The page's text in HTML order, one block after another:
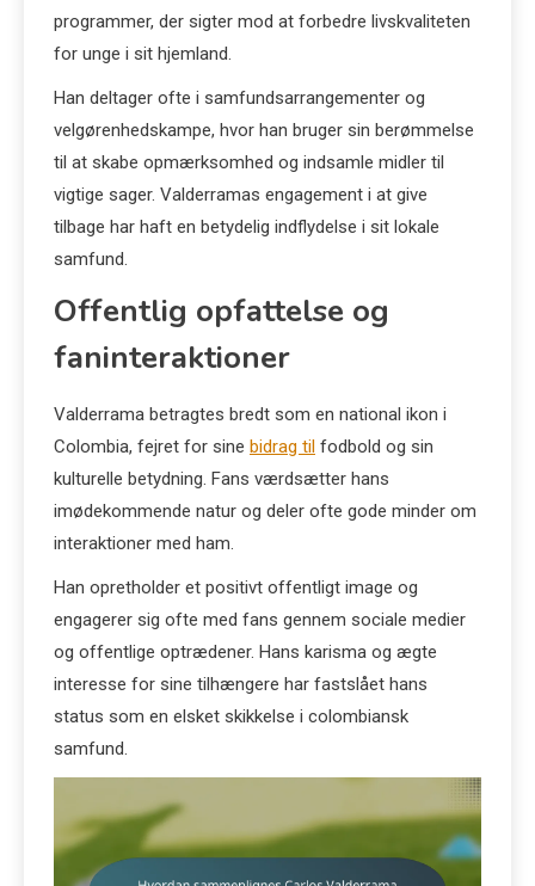
programmer, der sigter mod at forbedre livskvaliteten
for unge i sit hjemland.
Han deltager ofte i samfundsarrangementer og
velgørenhedskampe, hvor han bruger sin berømmelse
til at skabe opmærksomhed og indsamle midler til
vigtige sager. Valderramas engagement i at give
tilbage har haft en betydelig indflydelse i sit lokale
samfund.
Offentlig opfattelse og
faninteraktioner
Valderrama betragtes bredt som en national ikon i
Colombia, fejret for sine bidrag til fodbold og sin
kulturelle betydning. Fans værdsætter hans
imødekommende natur og deler ofte gode minder om
interaktioner med ham.
Han opretholder et positivt offentligt image og
engagerer sig ofte med fans gennem sociale medier
og offentlige optrædener. Hans karisma og ægte
interesse for sine tilhængere har fastslået hans
status som en elsket skikkelse i colombiansk
samfund.